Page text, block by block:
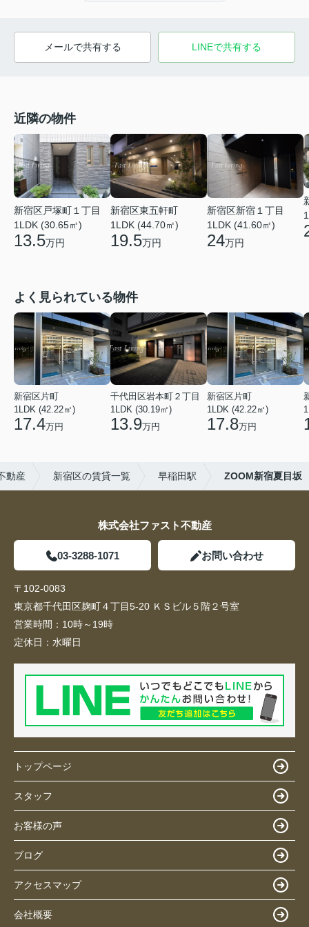
メールで共有する LINEで共有する
近隣の物件
新宿区戸塚町１丁目
1LDK (30.65㎡)
13.5万円
新宿区東五軒町
1LDK (44.70㎡)
19.5万円
新宿区新宿１丁目
1LDK (41.60㎡)
24万円
よく見られている物件
新宿区片町
1LDK (42.22㎡)
17.4万円
千代田区岩本町２丁目
1LDK (30.19㎡)
13.9万円
新宿区片町
1LDK (42.22㎡)
17.8万円
動産 新宿区の賃貸一覧 早稲田駅 ZOOM新宿夏目坂
株式会社ファスト不動産
03-3288-1071 お問い合わせ
〒102-0083
東京都千代田区麹町４丁目5-20 ＫＳビル５階２号室
営業時間： 10時～19時
定休日： 水曜日
トップページ
スタッフ
お客様の声
ブログ
アクセスマップ
会社概要